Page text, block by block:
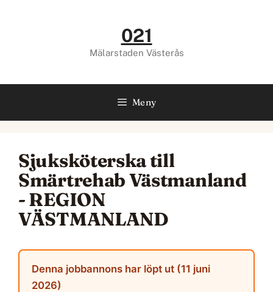
021
Mälarstaden Västerås
Meny
Sjuksköterska till
Smärtrehab Västmanland
- REGION
VÄSTMANLAND
Denna jobbannons har löpt ut (11 juni
2026)